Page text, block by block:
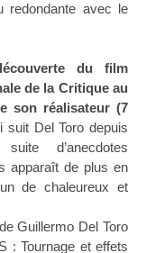
redondante avec le
du film
de la Critique au
son réalisateur (7
suit Del Toro depuis
d’anecdotes
apparaît de plus en
de chaleureux et
Guillermo Del Toro
: Tournage et effets